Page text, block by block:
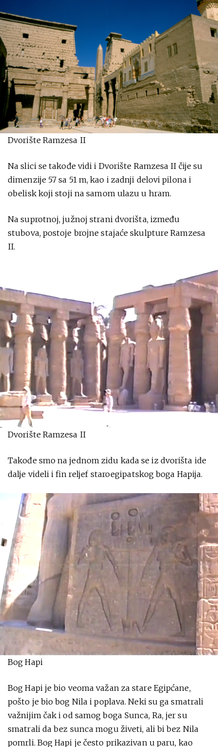
Dvorište Ramzesa II
Na slici se takođe vidi i Dvorište Ramzesa II čije su
dimenzije 57 sa 51 m, kao i zadnji delovi pilona i
obelisk koji stoji na samom ulazu u hram.
Na suprotnoj, južnoj strani dvorišta, između
stubova, postoje brojne stajaće skulpture Ramzesa
II.
Dvorište Ramzesa II
Takođe smo na jednom zidu kada se iz dvorišta ide
dalje videli i fin reljef staroegipatskog boga Hapija.
Bog Hapi
Bog Hapi je bio veoma važan za stare Egipćane,
pošto je bio bog Nila i poplava. Neki su ga smatrali
važnijim čak i od samog boga Sunca, Ra, jer su
smatrali da bez sunca mogu živeti, ali bi bez Nila
pomrli. Bog Hapi je često prikazivan u paru, kao